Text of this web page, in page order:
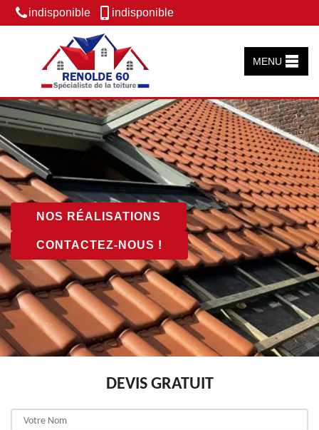
indisponible indisponible
MENU
NOS RÉALISATIONS
CONTACTEZ-NOUS !
DEVIS GRATUIT